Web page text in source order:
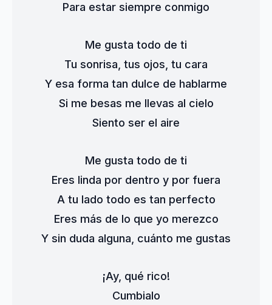
Para estar siempre conmigo
Me gusta todo de ti
Tu sonrisa, tus ojos, tu cara
Y esa forma tan dulce de hablarme
Si me besas me llevas al cielo
Siento ser el aire
Me gusta todo de ti
Eres linda por dentro y por fuera
A tu lado todo es tan perfecto
Eres más de lo que yo merezco
Y sin duda alguna, cuánto me gustas
¡Ay, qué rico!
Cumbialo